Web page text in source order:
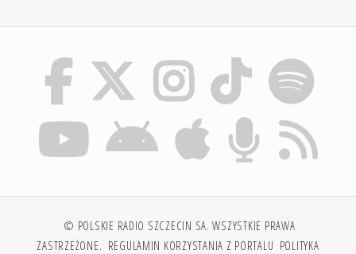
© POLSKIE RADIO SZCZECIN SA. WSZYSTKIE PRAWA
ZASTRZEŻONE. REGULAMIN KORZYSTANIA Z PORTALU POLITYKA